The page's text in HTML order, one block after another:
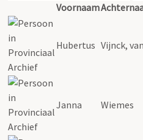
Voornaam
Hubertus Vijnck, van
Janna Wiemes